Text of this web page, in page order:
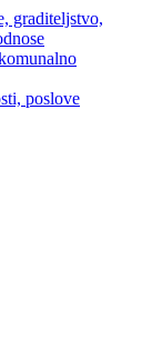
graditeljstvo,
poslove